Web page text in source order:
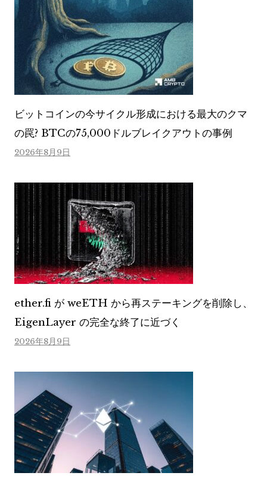
ビットコインの今サイクル形成における最大のクマ
の罠? BTCの75,000ドルブレイクアウトの事例
2026年8月9日
ether.fi が weETH から再ステーキングを削除し、
EigenLayer の完全な終了に近づく
2026年8月9日